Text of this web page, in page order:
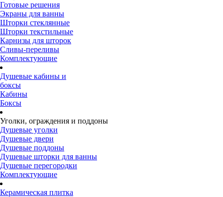
Готовые решения
Экраны для ванны
Шторки стеклянные
Шторки текстильные
Карнизы для шторок
Сливы-переливы
Комплектующие
Душевые кабины и
боксы
Кабины
Боксы
Уголки, ограждения и поддоны
Душевые уголки
Душевые двери
Душевые поддоны
Душевые шторки для ванны
Душевые перегородки
Комплектующие
Керамическая плитка